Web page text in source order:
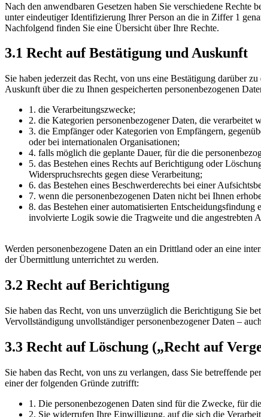
Nach den anwendbaren Gesetzen haben Sie verschiedene
unter eindeutiger Identifizierung Ihrer Person an die in Ziffer 1
Nachfolgend finden Sie eine Übersicht über Ihre Rechte.
3.1 Recht auf Bestätigung und Auskunft
Sie haben jederzeit das Recht, von uns eine Bestätigung darüber
Auskunft über die zu Ihnen gespeicherten personenbezogenen
1. die Verarbeitungszwecke;
2. die Kategorien personenbezogener Daten, die verarbeitet
3. die Empfänger oder Kategorien von Empfängern,
oder bei internationalen Organisationen;
4. falls möglich die geplante Dauer, für die die
5. das Bestehen eines Rechts auf Berichtigung oder
Widerspruchsrechts gegen diese Verarbeitung;
6. das Bestehen eines Beschwerderechts bei einer
7. wenn die personenbezogenen Daten nicht bei Ihnen
8. das Bestehen einer automatisierten
involvierte Logik sowie die Tragweite und die angestrebten
Werden personenbezogene Daten an ein Drittland oder an eine
der Übermittlung unterrichtet zu werden.
3.2 Recht auf Berichtigung
Sie haben das Recht, von uns unverzüglich die Berichtigung Sie
Vervollständigung unvollständiger personenbezogener Daten –
3.3 Recht auf Löschung („Recht auf
Sie haben das Recht, von uns zu verlangen, dass Sie betreffende
einer der folgenden Gründe zutrifft:
1. Die personenbezogenen Daten sind für die Zwecke, für
2. Sie widerrufen Ihre Einwilligung, auf die sich die